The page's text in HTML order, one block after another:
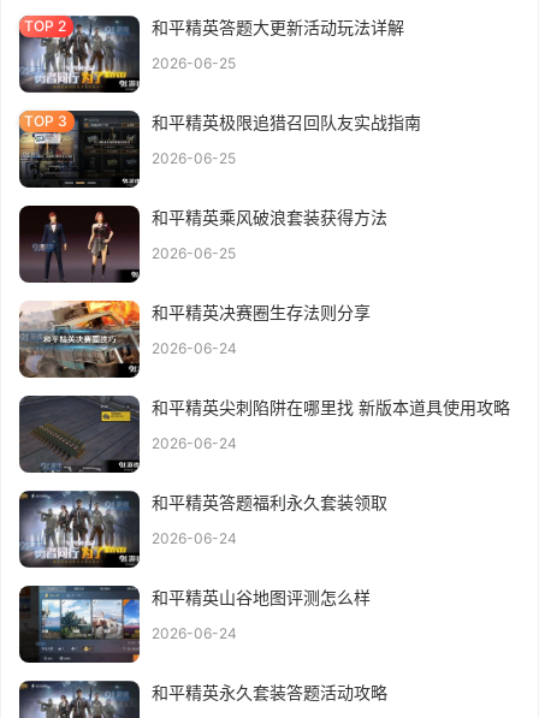
和平精英答题大更新活动玩法详解
2026-06-25
和平精英极限追猎召回队友实战指南
2026-06-25
和平精英乘风破浪套装获得方法
2026-06-25
和平精英决赛圈生存法则分享
2026-06-24
和平精英尖刺陷阱在哪里找 新版本道具使用攻略
2026-06-24
和平精英答题福利永久套装领取
2026-06-24
和平精英山谷地图评测怎么样
2026-06-24
和平精英永久套装答题活动攻略